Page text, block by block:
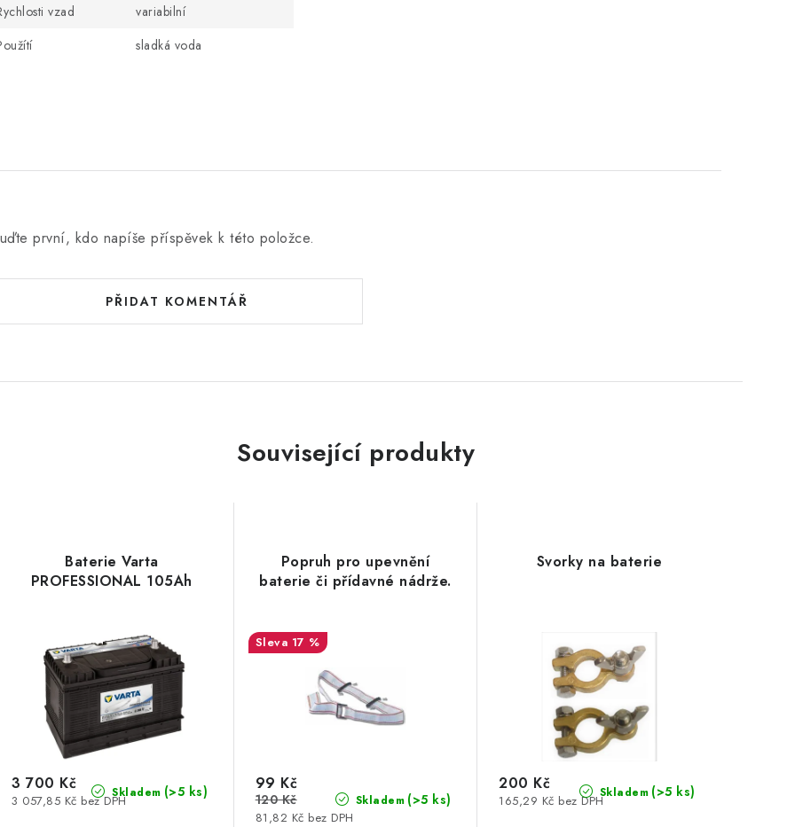
vzad
variabilní
sladká voda
první, kdo napíše příspěvek k této položce.
PŘIDAT KOMENTÁŘ
Související produkty
Baterie Varta
PROFESSIONAL 105Ah
Skladem (>5 ks)
3 057,85 Kč bez DPH
3 700 Kč
Popruh pro upevnění
baterie či přídavné nádrže.
17 %
Skladem (>5 ks)
81,82 Kč bez DPH
99 Kč
120 Kč
Svorky na baterie
Skladem (>5 ks)
165,29 Kč bez DPH
200 Kč